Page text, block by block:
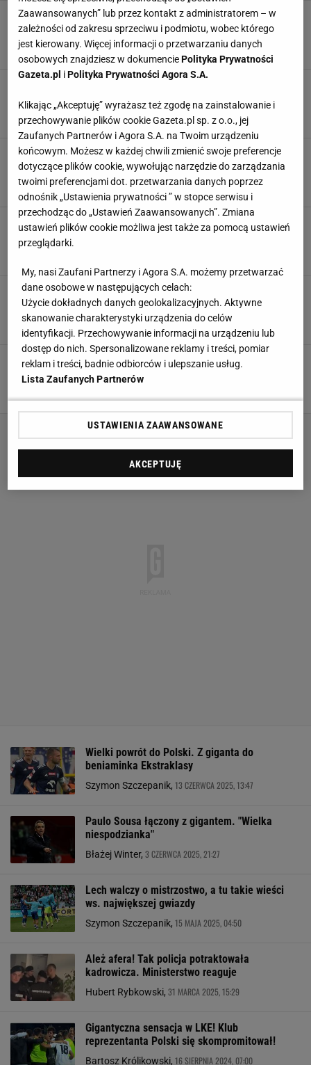
Polski napastnik zmarnował karnego.
Wymowne słowa słynnego Rafy Beniteza
Norbert Amlicki,1 GRUDNIA 2025, 12:56
dniach!
Błażej Winter,9 SIERPNIA 2025, 07:40
Real płacił za niego 60 mln, a teraz zmienia
klub za darmo! Co za zjazd
Michał Salamucha,5 SIERPNIA 2025, 14:34
Reprezentant Polski nie trafi do Legii? Tyle
Legia finalizuje transfer reprezentanta Polski!
To będzie hit nad hity
Hubert Pawlik,27 LIPCA 2025, 11:21
Media: Reprezentant Polski zostanie bez klubu.
Nagle padło: "Legia"
Wielki powrót do Polski. Z giganta do
beniaminka Ekstraklasy
Szymon Szczepanik, 13 CZERWCA 2025, 13:47
Paulo Sousa łączony z gigantem. "Wielka
niespodzianka"
Błażej Winter, 3 CZERWCA 2025, 21:27
Lech walczy o mistrzostwo, a tu takie wieści
ws. największej gwiazdy
Szymon Szczepanik, 15 MAJA 2025, 04:50
Ależ afera! Tak policja potraktowała
kadrowicza. Ministerstwo reaguje
Hubert Rybkowski, 31 MARCA 2025, 15:29
Gigantyczna sensacja w LKE! Klub
reprezentanta Polski się skompromitował!
Bartosz Królikowski, 16 SIERPNIA 2024, 07:00
Zaawansowanych” lub przez kontakt z administratorem – w
zależności od zakresu sprzeciwu i podmiotu, wobec którego
jest kierowany. Więcej informacji o przetwarzaniu danych
osobowych znajdziesz w dokumenciePolityka Prywatności
Gazeta.pl iPolityka Prywatności Agora S.A.
Klikając „Akceptuję” wyrażasz też zgodę na zainstalowanie i
przechowywanie plików cookie Gazeta.pl sp. z o.o., jej
Zaufanych Partnerów i Agora S.A. na Twoim urządzeniu
końcowym. Możesz w każdej chwili zmienić swoje preferencje
dotyczące plików cookie, wywołując narzędzie do zarządzania
twoimi preferencjami dot. przetwarzania danych poprzez
odnośnik „Ustawienia prywatności ” w stopce serwisu i
przechodząc do „Ustawień Zaawansowanych”. Zmiana
ustawień plików cookie możliwa jest także za pomocą ustawień
przeglądarki.
My, nasi Zaufani Partnerzy i Agora S.A. możemy przetwarzać
dane osobowe w następujących celach:
Użycie dokładnych danych geolokalizacyjnych. Aktywne
skanowanie charakterystyki urządzenia do celów
identyfikacji. Przechowywanie informacji na urządzeniu lub
dostęp do nich. Spersonalizowane reklamy i treści, pomiar
reklam i treści, badnie odbiorców i ulepszanie usług.
Lista Zaufanych Partnerów
USTAWIENIA ZAAWANSOWANE
AKCEPTUJĘ